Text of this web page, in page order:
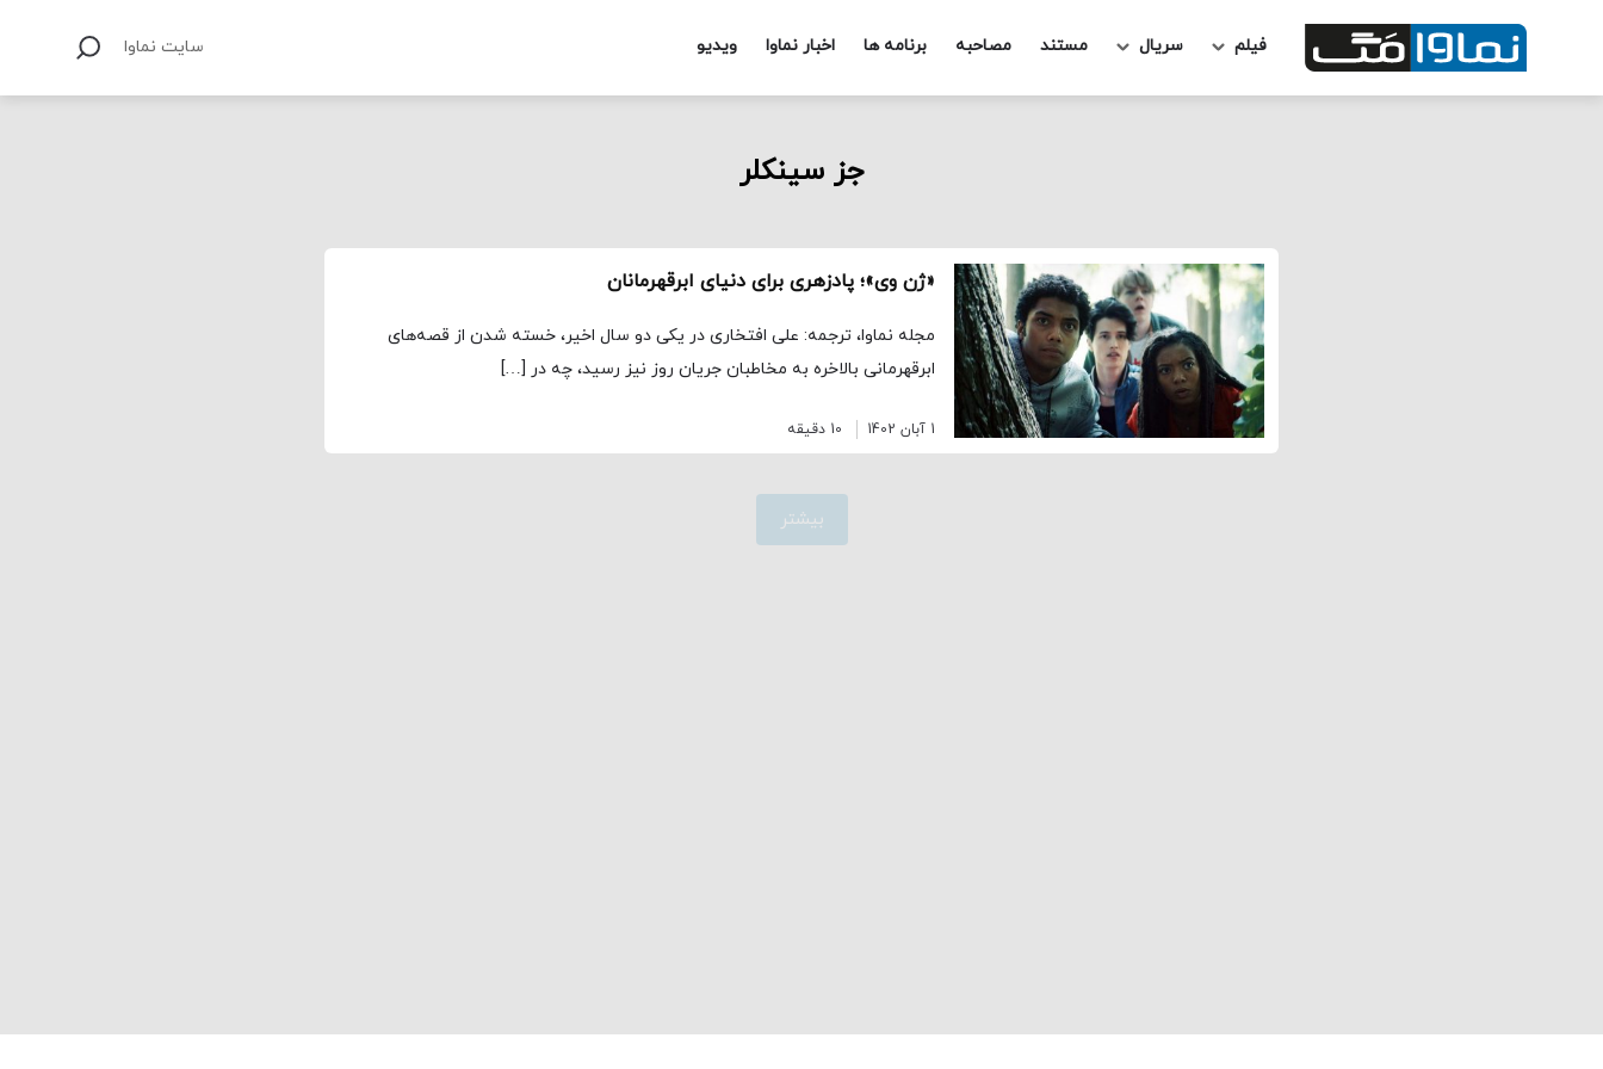
فیلم سریال مستند مصاحبه برنامه ها اخبار نماوا ویدیو سایت نماوا
جز سینکلر
«ژن وی»؛ پادزهری برای دنیای ابرقهرمانان
مجله نماوا، ترجمه: علی افتخاری در یکی دو سال اخیر، خسته شدن از قصه‌های
ابرقهرمانی بالاخره به مخاطبان جریان روز نیز رسید، چه در […]
1 آبان 1402 10 دقیقه
بیشتر